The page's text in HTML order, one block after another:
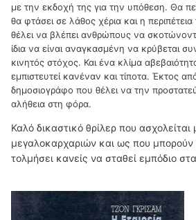
με την εκδοχή της για την υπόθεση. Θα
θα φτάσει σε λάθος χέρια και η
θέλει να βλέπει ανθρώπους να
ίδια να είναι αναγκασμένη να κρύβεται
κινητός στόχος. Και ένα κλίμα
εμπιστευτεί κανέναν και τίποτα. Έκτος
δημοσιογράφο που θέλει να την
αλήθεια στη φόρα.
Καλό δικαστικό θρίλερ που ασχολείται
μεγαλοκαρχαριών και ως που
τολμήσει κανείς να σταθεί εμπόδιο